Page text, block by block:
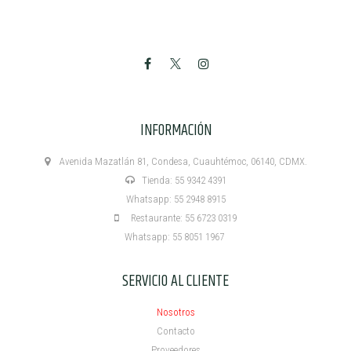
INFORMACIÓN
Avenida Mazatlán 81, Condesa, Cuauhtémoc, 06140, CDMX.
Tienda: 55 9342 4391
Whatsapp: 55 2948 8915
Restaurante: 55 6723 0319
Whatsapp: 55 8051 1967
SERVICIO AL CLIENTE
Nosotros
Contacto